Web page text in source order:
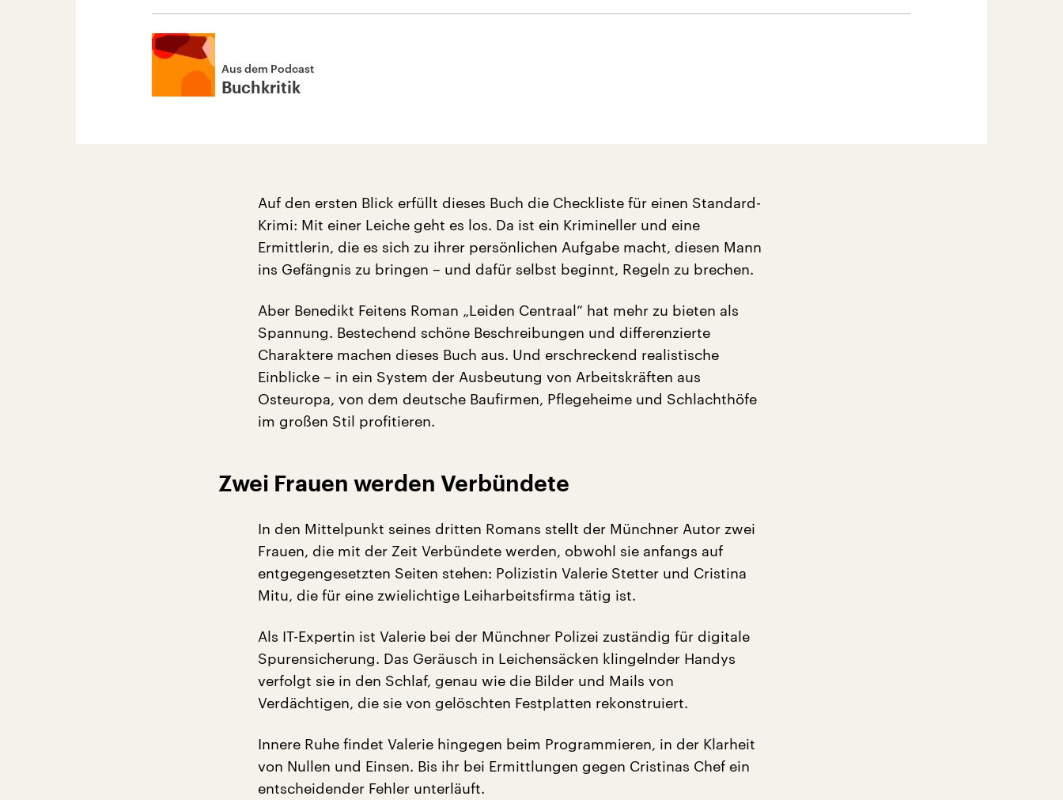
Aus dem Podcast
Buchkritik
Auf den ersten Blick erfüllt dieses Buch die Checkliste für einen Standard-
Krimi: Mit einer Leiche geht es los. Da ist ein Krimineller und eine
Ermittlerin, die es sich zu ihrer persönlichen Aufgabe macht, diesen Mann
ins Gefängnis zu bringen – und dafür selbst beginnt, Regeln zu brechen.
Aber Benedikt Feitens Roman „Leiden Centraal“ hat mehr zu bieten als
Spannung. Bestechend schöne Beschreibungen und differenzierte
Charaktere machen dieses Buch aus. Und erschreckend realistische
Einblicke – in ein System der Ausbeutung von Arbeitskräften aus
Osteuropa, von dem deutsche Baufirmen, Pflegeheime und Schlachthöfe
im großen Stil profitieren.
Zwei Frauen werden Verbündete
In den Mittelpunkt seines dritten Romans stellt der Münchner Autor zwei
Frauen, die mit der Zeit Verbündete werden, obwohl sie anfangs auf
entgegengesetzten Seiten stehen: Polizistin Valerie Stetter und Cristina
Mitu, die für eine zwielichtige Leiharbeitsfirma tätig ist.
Als IT-Expertin ist Valerie bei der Münchner Polizei zuständig für digitale
Spurensicherung. Das Geräusch in Leichensäcken klingelnder Handys
verfolgt sie in den Schlaf, genau wie die Bilder und Mails von
Verdächtigen, die sie von gelöschten Festplatten rekonstruiert.
Innere Ruhe findet Valerie hingegen beim Programmieren, in der Klarheit
von Nullen und Einsen. Bis ihr bei Ermittlungen gegen Cristinas Chef ein
entscheidender Fehler unterläuft.